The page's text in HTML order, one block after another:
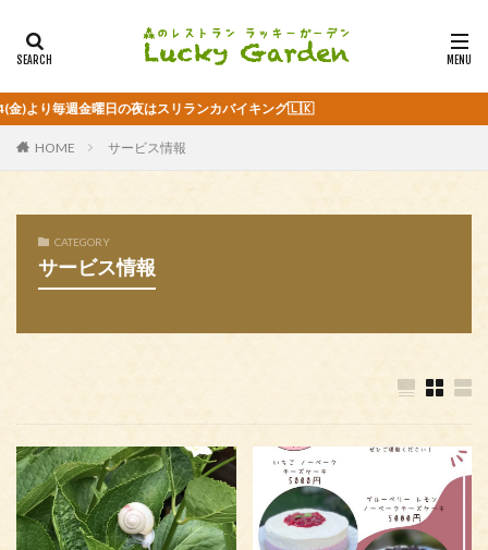
曜日の夜はスリランカバイキング🇱🇰
HOME サービス情報
CATEGORY
サービス情報